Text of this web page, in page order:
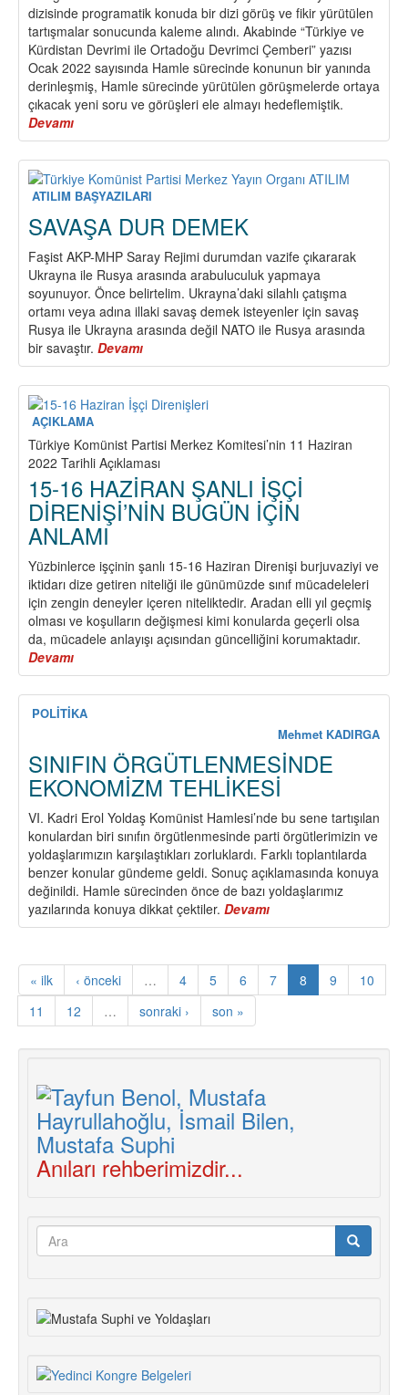
dizisinde programatik konuda bir dizi görüş ve fikir yürütülen
tartışmalar sonucunda kaleme alındı. Akabinde “Türkiye ve
Kürdistan Devrimi ile Ortadoğu Devrimci Çemberi” yazısı
Ocak 2022 sayısında Hamle sürecinde konunun bir yanında
derinleşmiş, Hamle sürecinde yürütülen görüşmelerde ortaya
çıkacak yeni soru ve görüşleri ele almayı hedeflemiştik.
Devamı
Devrim
Stratejisi
Üzerine
ATILIM BAŞYAZILARI
SAVAŞA DUR DEMEK
Faşist AKP-MHP Saray Rejimi durumdan vazife çıkararak
Ukrayna ile Rusya arasında arabuluculuk yapmaya
soyunuyor. Önce belirtelim. Ukrayna’daki silahlı çatışma
ortamı veya adına illaki savaş demek isteyenler için savaş
Rusya ile Ukrayna arasında değil NATO ile Rusya arasında
bir savaştır. Devamı
SAVAŞA
DUR
DEMEK
AÇIKLAMA
Türkiye Komünist Partisi Merkez Komitesi’nin 11 Haziran
2022 Tarihli Açıklaması
15-16 HAZİRAN ŞANLI İŞÇİ
DİRENİŞİ’NİN BUGÜN İÇİN
ANLAMI
Yüzbinlerce işçinin şanlı 15-16 Haziran Direnişi burjuvaziyi ve
iktidarı dize getiren niteliği ile günümüzde sınıf mücadeleleri
için zengin deneyler içeren niteliktedir. Aradan elli yıl geçmiş
olması ve koşulların değişmesi kimi konularda geçerli olsa
da, mücadele anlayışı açısından güncelliğini korumaktadır.
Devamı
15-
16
HAZİRAN
DİRENİŞİ’NİN
BUGÜN
ANLAMI
POLİTİKA
Mehmet KADIRGA
SINIFIN ÖRGÜTLENMESİNDE
EKONOMİZM TEHLİKESİ
VI. Kadri Erol Yoldaş Komünist Hamlesi’nde bu sene tartışılan
konulardan biri sınıfın örgütlenmesinde parti örgütlerimizin ve
yoldaşlarımızın karşılaştıkları zorluklardı. Farklı toplantılarda
benzer konular gündeme geldi. Sonuç açıklamasında konuya
değinildi. Hamle sürecinden önce de bazı yoldaşlarımız
yazılarında konuya dikkat çektiler. Devamı
SINIFIN
EKONOMİZM
TEHLİKESİ
« ilk ‹ önceki … 4 5 6 7 8 9
10
11
12 … sonraki › son »
Anıları rehberimizdir...
Arama